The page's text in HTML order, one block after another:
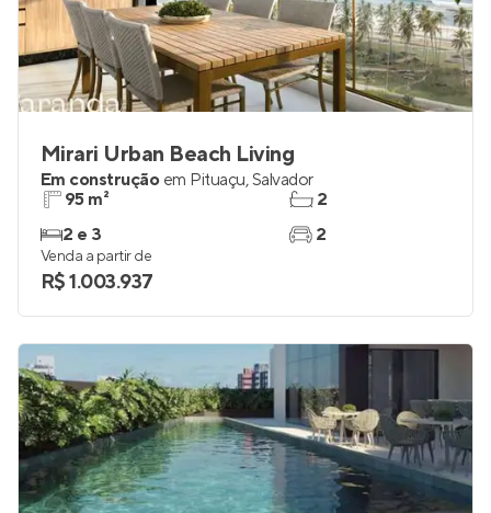
Mirari Urban Beach Living
Em construção em Pituaçu,Salvador
95 m²
2 e 3
2
2
Venda a partir de
R$ 1.003.937